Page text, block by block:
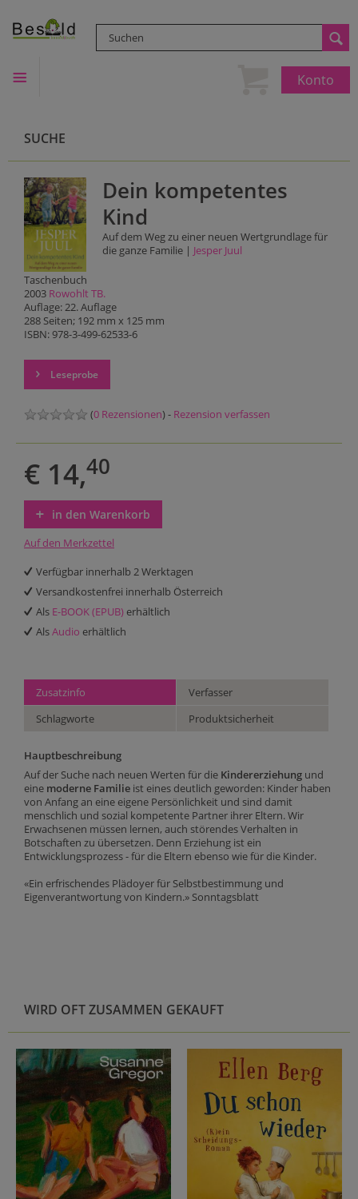
Konto
SUCHE
Dein kompetentes
Kind
Auf dem Weg zu einer neuen Wertgrundlage für
die ganze Familie | Jesper Juul
Taschenbuch
2003 Rowohlt TB.
Auflage: 22. Auflage
288 Seiten; 192 mm x 125 mm
ISBN: 978-3-499-62533-6
Leseprobe
(0 Rezensionen) - Rezension verfassen
€ 14,40
in den Warenkorb
Auf den Merkzettel
Verfügbar innerhalb 2 Werktagen
Versandkostenfrei innerhalb Österreich
Als E-BOOK (EPUB) erhältlich
AlsAudio erhältlich
Zusatzinfo
Verfasser
Schlagworte
Produktsicherheit
Hauptbeschreibung
Auf der Suche nach neuen Werten für die Kindererziehung und
eine moderne Familie ist eines deutlich geworden: Kinder haben
von Anfang an eine eigene Persönlichkeit und sind damit
menschlich und sozial kompetente Partner ihrer Eltern. Wir
Erwachsenen müssen lernen, auch störendes Verhalten in
Botschaften zu übersetzen. Denn Erziehung ist ein
Entwicklungsprozess - für die Eltern ebenso wie für die Kinder.
«Ein erfrischendes Plädoyer für Selbstbestimmung und
Eigenverantwortung von Kindern.» Sonntagsblatt
WIRD OFT ZUSAMMEN GEKAUFT